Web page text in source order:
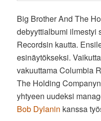
Big Brother And The
debyyttialbumi ilmestyi
Recordsin kautta.
esinäytökseksi.
vakuuttama Columbia
The Holding
yhtyeen uudeksi
Bob Dylanin kanssa